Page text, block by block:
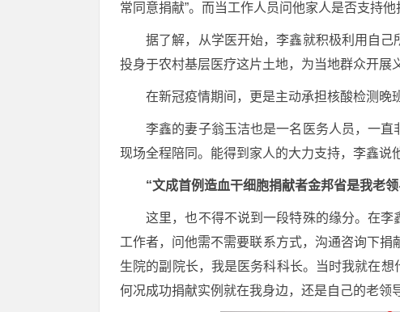
常同意捐献”。而当工作人员问他家人是否支持
据了解，从学医开始，李鑫就积极利用自己
投身于农村基层医疗这片土地，为当地群众开展
在新冠疫情期间，更是主动承担核酸检测晚
李鑫的妻子翁玉洁也是一名医务人员，一
现场全程陪同。能得到家人的大力支持，李鑫说
“文成首例造血干细胞捐献者金邦省是我老领
这里，也不得不说到一段特殊的缘分。在
工作者，问他需不需要联系方式，沟通咨询下捐
生院的副院长，我是医务科科长。当时我就在
何况成功捐献实例就在我身边，还是自己的老领